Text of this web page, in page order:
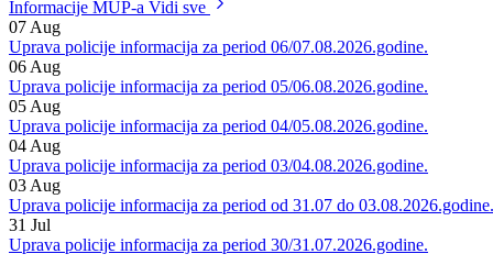
postupali policijski službenici Uprave policije u sastavu Ministarstva
unutrašnje poslove Bosansko-podrinjskog kantona Goražde.
Informacije MUP-a
07Aug
Uprava policije informacija za period 06/07.08.2026.godine.
06Aug
Uprava policije informacija za period 05/06.08.2026.godine.
05Aug
Uprava policije informacija za period 04/05.08.2026.godine.
04Aug
Uprava policije informacija za period 03/04.08.2026.godine.
03Aug